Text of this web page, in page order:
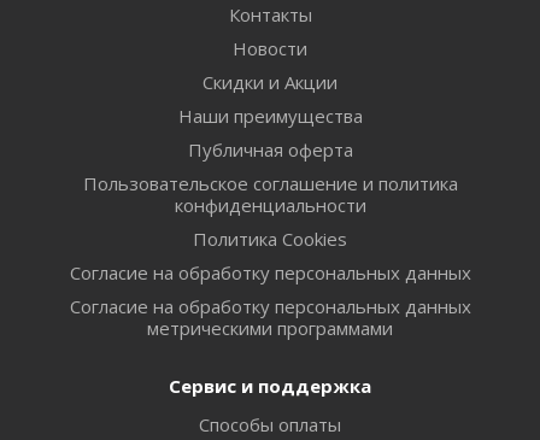
Контакты
Новости
Скидки и Акции
Наши преимущества
Публичная оферта
Пользовательское соглашение и политика
конфиденциальности
Политика Cookies
Согласие на обработку персональных данных
Согласие на обработку персональных данных
метрическими программами
Сервис и поддержка
Способы оплаты